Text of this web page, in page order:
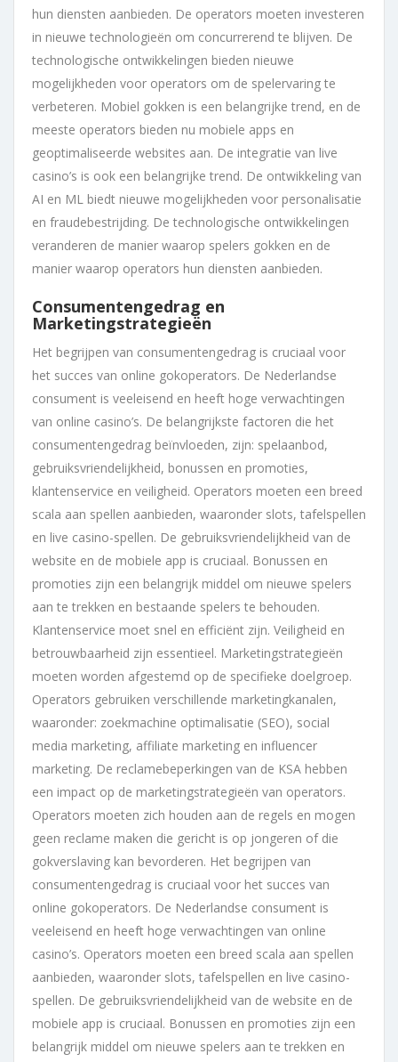
hun diensten aanbieden. De operators moeten investeren
in nieuwe technologieën om concurrerend te blijven. De
technologische ontwikkelingen bieden nieuwe
mogelijkheden voor operators om de spelervaring te
verbeteren. Mobiel gokken is een belangrijke trend, en de
meeste operators bieden nu mobiele apps en
geoptimaliseerde websites aan. De integratie van live
casino’s is ook een belangrijke trend. De ontwikkeling van
AI en ML biedt nieuwe mogelijkheden voor personalisatie
en fraudebestrijding. De technologische ontwikkelingen
veranderen de manier waarop spelers gokken en de
manier waarop operators hun diensten aanbieden.
Consumentengedrag en
Marketingstrategieën
Het begrijpen van consumentengedrag is cruciaal voor
het succes van online gokoperators. De Nederlandse
consument is veeleisend en heeft hoge verwachtingen
van online casino’s. De belangrijkste factoren die het
consumentengedrag beïnvloeden, zijn: spelaanbod,
gebruiksvriendelijkheid, bonussen en promoties,
klantenservice en veiligheid. Operators moeten een breed
scala aan spellen aanbieden, waaronder slots, tafelspellen
en live casino-spellen. De gebruiksvriendelijkheid van de
website en de mobiele app is cruciaal. Bonussen en
promoties zijn een belangrijk middel om nieuwe spelers
aan te trekken en bestaande spelers te behouden.
Klantenservice moet snel en efficiënt zijn. Veiligheid en
betrouwbaarheid zijn essentieel. Marketingstrategieën
moeten worden afgestemd op de specifieke doelgroep.
Operators gebruiken verschillende marketingkanalen,
waaronder: zoekmachine optimalisatie (SEO), social
media marketing, affiliate marketing en influencer
marketing. De reclamebeperkingen van de KSA hebben
een impact op de marketingstrategieën van operators.
Operators moeten zich houden aan de regels en mogen
geen reclame maken die gericht is op jongeren of die
gokverslaving kan bevorderen. Het begrijpen van
consumentengedrag is cruciaal voor het succes van
online gokoperators. De Nederlandse consument is
veeleisend en heeft hoge verwachtingen van online
casino’s. Operators moeten een breed scala aan spellen
aanbieden, waaronder slots, tafelspellen en live casino-
spellen. De gebruiksvriendelijkheid van de website en de
mobiele app is cruciaal. Bonussen en promoties zijn een
belangrijk middel om nieuwe spelers aan te trekken en